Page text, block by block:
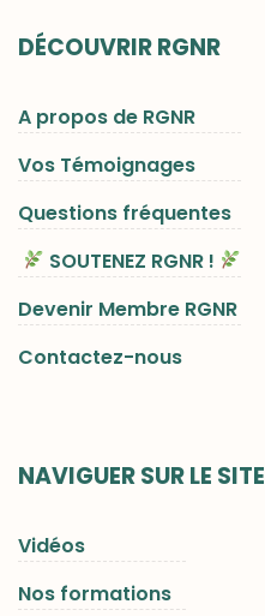
DÉCOUVRIR RGNR
A propos de RGNR
Vos Témoignages
Questions fréquentes
SOUTENEZ RGNR !
Devenir Membre RGNR
Contactez-nous
NAVIGUER SUR LE SITE
Vidéos
Nos formations